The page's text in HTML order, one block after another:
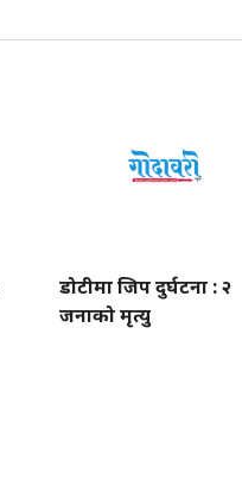
डोटीमा जिप दुर्घटना : २
जनाको मृत्यु